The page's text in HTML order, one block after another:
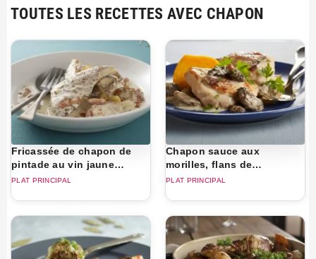
TOUTES LES RECETTES AVEC CHAPON
Fricassée de chapon de
pintade au vin jaune
d’Arbois
PLAT PRINCIPAL
Chapon sauce aux
morilles, flans de
potiron
PLAT PRINCIPAL